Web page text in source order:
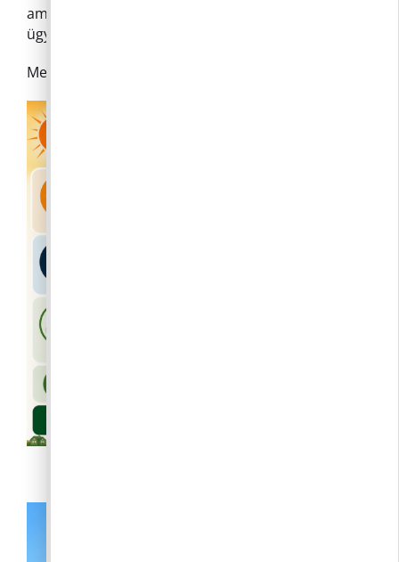
amelyek a normál nyitvatartási időben állnak az
ügyfelek rendelkezésére.
Megértésüket és együttműködésüket köszönjük.